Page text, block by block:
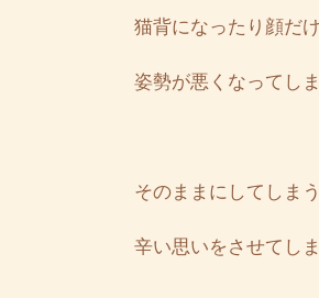
猫背になったり顔だ
姿勢が悪くなってし
そのままにしてしま
辛い思いをさせてし